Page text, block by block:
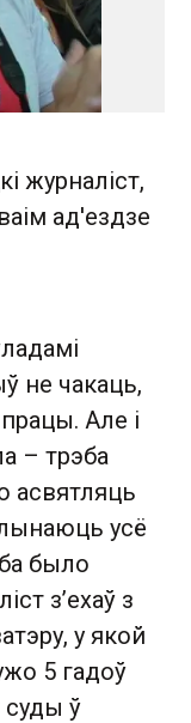
журналіст,
ад'ездзе
не чакаць,
Але і
– трэба
асвятляць
усё
было
з’ехаў з
у якой
5 гадоў
суды ў